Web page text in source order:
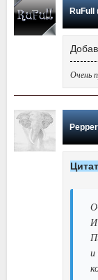
RuFull
Очень
И
и